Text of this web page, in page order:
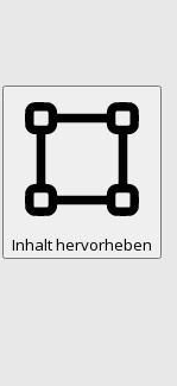
Inhalt hervorheben